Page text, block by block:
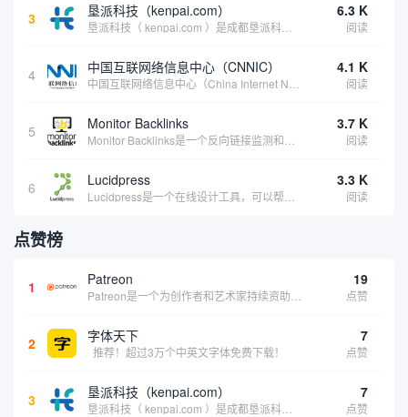
3 垦派科技（kenpai.com） 6.3 K
阅读
4 中国互联网络信息中心（CNNIC） 4.1 K
阅读
5 Monitor Backlinks 3.7 K
阅读
6 Lucidpress 3.3 K
阅读
点赞榜
1 Patreon 19
点赞
2 字体天下
推荐！超过3万个中英文字体免费下载！
7
点赞
3 垦派科技（kenpai.com） 7
点赞